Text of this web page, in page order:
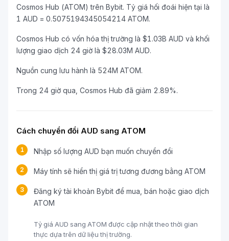
Cosmos Hub (ATOM) trên Bybit. Tỷ giá hối đoái hiện tại là
1 AUD = 0.5075194345054214 ATOM.
Cosmos Hub có vốn hóa thị trường là $1.03B AUD và khối
lượng giao dịch 24 giờ là $28.03M AUD.
Nguồn cung lưu hành là 524M ATOM.
Trong 24 giờ qua, Cosmos Hub đã giảm 2.89%.
Cách chuyển đổi AUD sang ATOM
1 Nhập số lượng AUD bạn muốn chuyển đổi
2 Máy tính sẽ hiển thị giá trị tương đương bằng ATOM
3
Đăng ký tài khoản Bybit để mua, bán hoặc giao dịch
ATOM
Tỷ giá AUD sang ATOM được cập nhật theo thời gian
thực dựa trên dữ liệu thị trường.